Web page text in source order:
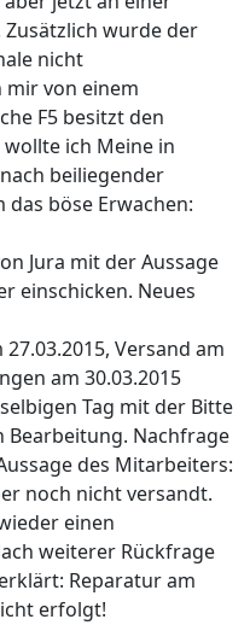
wurde der
nicht
mir von einem
F5 besitzt den
ich Meine in
beiliegender
böse Erwachen:
Jura mit der Aussage
einschicken. Neues
Versand am
am 30.03.2015
Tag mit der Bitte
Bearbeitung. Nachfrage
des Mitarbeiters:
noch nicht versandt.
einen
weiterer Rückfrage
Reparatur am
erfolgt!